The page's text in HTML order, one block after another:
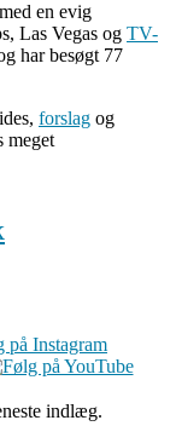
en evig
Las Vegas og TV-
har besøgt 77
forslag og
meget
indlæg.